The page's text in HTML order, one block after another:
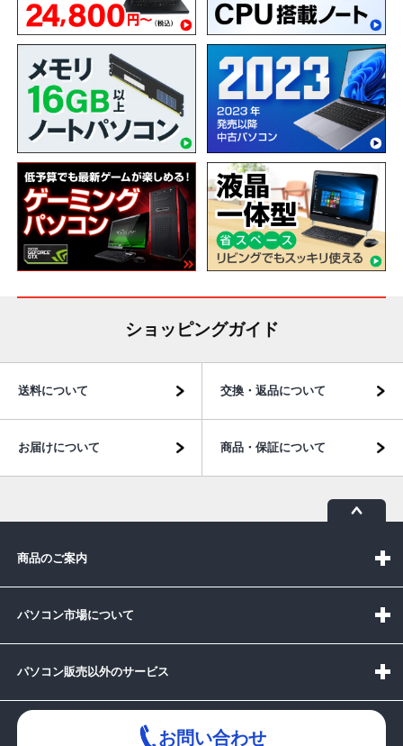
ショッピングガイド
送料について 交換・返品について
お届けについて 商品・保証について
商品のご案内
パソコン市場について
パソコン販売以外のサービス
お問い合わせ